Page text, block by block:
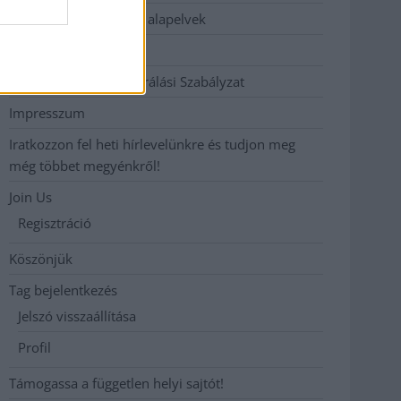
Etikai és függetlenségi alapelvek
Hozzászólási és Moderálási Szabályzat
Impresszum
Iratkozzon fel heti hírlevelünkre és tudjon meg
még többet megyénkről!
Join Us
Regisztráció
Köszönjük
Tag bejelentkezés
Jelszó visszaállítása
Profil
Támogassa a független helyi sajtót!